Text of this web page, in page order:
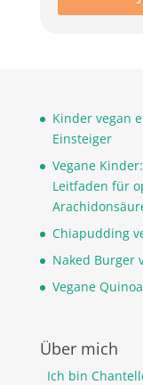
Kinder vegan
Einsteiger
Vegane
Leitfaden für
Chiapudding
Naked Burger
Vegane
Über mich
Ich bin